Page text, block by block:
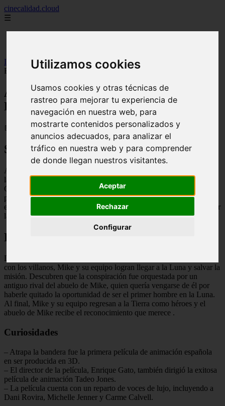
Utilizamos cookies
Usamos cookies y otras técnicas de
rastreo para mejorar tu experiencia de
navegación en nuestra web, para
mostrarte contenidos personalizados y
anuncios adecuados, para analizar el
tráfico en nuestra web y para comprender
de donde llegan nuestros visitantes.
Aceptar
Rechazar
Configurar
cinecalidad.cloud
☰
Inicio finalexplicadolat >Atrapa la bandera (2026) ᐉ Final
Explicado
Atrapa la bandera (2026) ᐉ Final
Explicado
📅 13/02/2026
Sinopsis
Atrapa la bandera es una película de animación española que sigue
las aventuras de un joven astronauta llamado Mike Goldwing.
Cuando su abuelo, también astronauta, descubre una conspiración
para sabotear una misión a la Luna, Mike y sus amigos deciden
embarcarse en una peligrosa misión para salvar la misión y descubrir
la verdad detrás de la conspiración.
Final Explicado
Después de una serie de peligrosos obstáculos y enfrentamientos
con los villanos, Mike y su equipo logran llegar a la Luna y salvar la
misión. Descubren que la conspiración fue orquestada por un
antiguo rival del abuelo de Mike, quien quería vengarse de él por
haberle quitado la oportunidad de ser el primer hombre en la Luna.
Al final, Mike y su equipo regresan a la Tierra como héroes y el
abuelo de Mike recibe el reconocimiento que merece .
Curiosidades
– Atrapa la bandera fue la primera película de animación española
en ser producida en 3D.
– El director de la película, Enrique Gato, también dirigió la exitosa
película de animación Tadeo Jones.
– La película cuenta con un reparto de voces de lujo, incluyendo a
Dani Rovira, Michelle Jenner y Carme Calvell.